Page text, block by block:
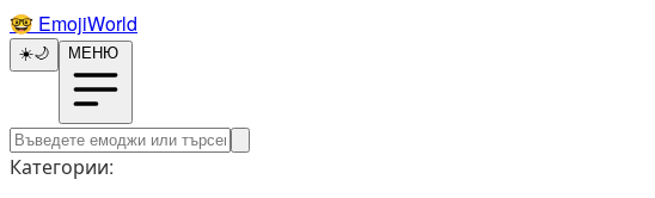
🤓️ EmojiWorld
☀️🌙 МЕНЮ
Категории: